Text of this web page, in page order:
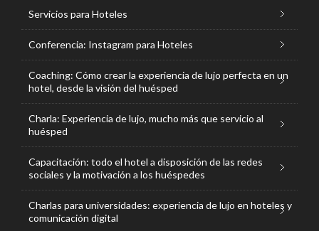
Servicios para Hoteles
Conferencia: Instagram para Hoteles
Coaching: Cómo crear la experiencia de lujo perfecta en un
hotel, desde la visión del huésped
Charla: Experiencia de lujo, mucho más que servicio al
huésped
Capacitación: todo el hotel a disposición de las redes
sociales y la motivación a los huéspedes
Charlas para universidades: experiencia de lujo en hoteles y
comunicación digital